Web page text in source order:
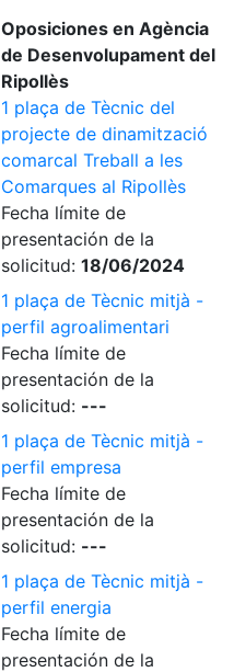
Oposiciones en Agència
de Desenvolupament del
Ripollès
1 plaça de Tècnic del
projecte de dinamització
comarcal Treball a les
Comarques al Ripollès
Fecha límite de
presentación de la
solicitud: 18/06/2024
1 plaça de Tècnic mitjà -
perfil agroalimentari
Fecha límite de
presentación de la
solicitud: ---
1 plaça de Tècnic mitjà -
perfil empresa
Fecha límite de
presentación de la
solicitud: ---
1 plaça de Tècnic mitjà -
perfil energia
Fecha límite de
presentación de la